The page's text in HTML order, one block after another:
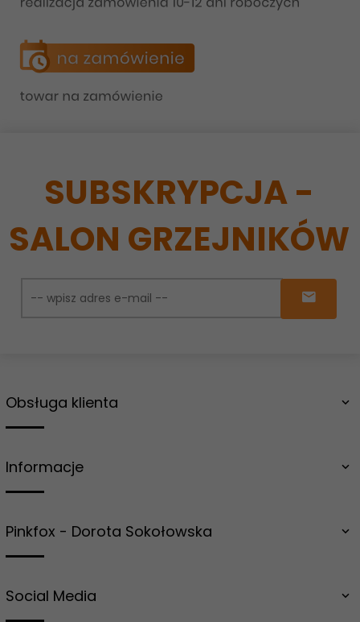
SUBSKRYPCJA -
SALON GRZEJNIKÓW
Obsługa klienta
Informacje
Pinkfox - Dorota Sokołowska
Social Media